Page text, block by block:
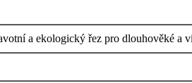
a ekologický řez pro dlouhověké a